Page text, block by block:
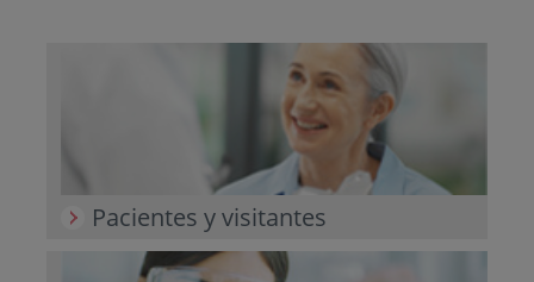
Pacientes y visitantes